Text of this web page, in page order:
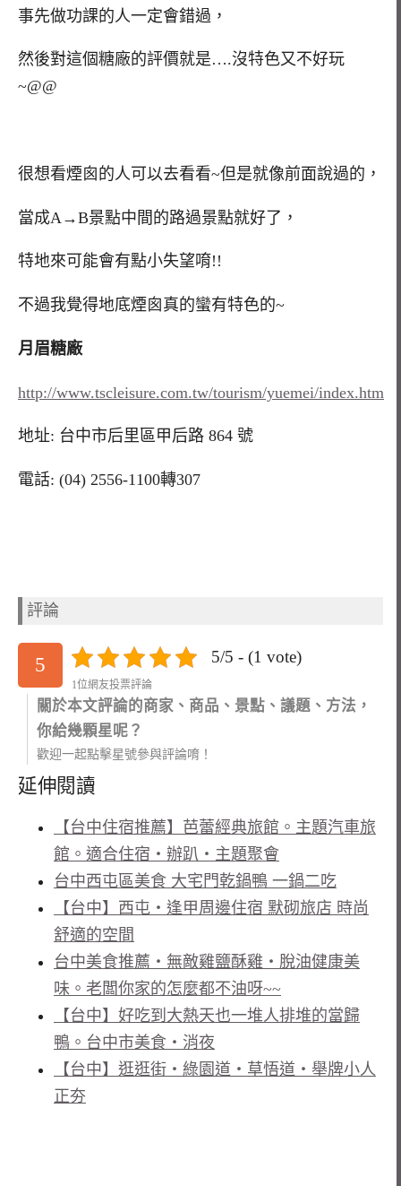
事先做功課的人一定會錯過，
然後對這個糖廠的評價就是….沒特色又不好玩
~@@
很想看煙囪的人可以去看看~但是就像前面說過的，
當成A→B景點中間的路過景點就好了，
特地來可能會有點小失望唷!!
不過我覺得地底煙囪真的蠻有特色的~
月眉糖廠
http://www.tscleisure.com.tw/tourism/yuemei/index.htm
地址: 台中市后里區甲后路 864 號
電話: (04) 2556-1100轉307
評論
5 5/5 - (1 vote)
1位網友投票評論
關於本文評論的商家、商品、景點、議題、方法，
你給幾顆星呢？
歡迎一起點擊星號參與評論唷！
延伸閱讀
【台中住宿推薦】芭蕾經典旅館。主題汽車旅
館。適合住宿‧辦趴‧主題聚會
台中西屯區美食 大宅門乾鍋鴨 一鍋二吃
【台中】西屯‧逢甲周邊住宿 默砌旅店 時尚
舒適的空間
台中美食推薦‧無敵雞鹽酥雞‧脫油健康美
味。老闆你家的怎麼都不油呀~~
【台中】好吃到大熱天也一堆人排堆的當歸
鴨。台中市美食‧消夜
【台中】逛逛街‧綠園道‧草悟道‧舉牌小人
正夯